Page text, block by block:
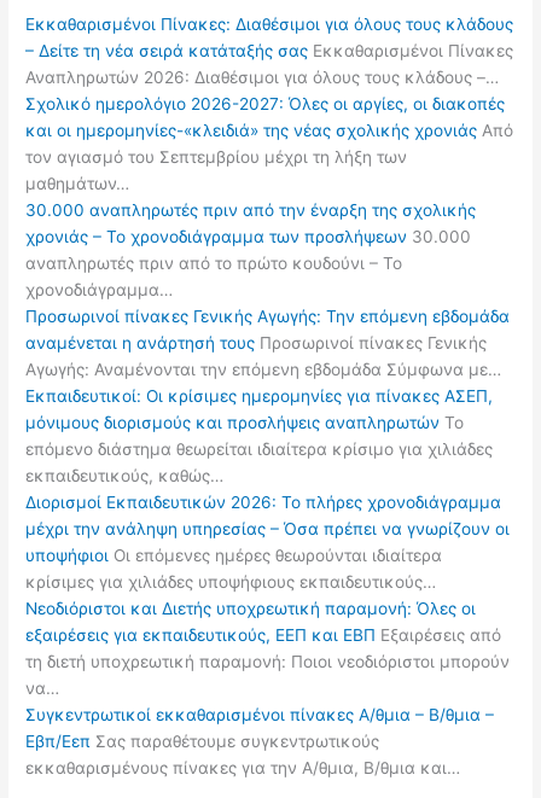
Εκκαθαρισμένοι Πίνακες: Διαθέσιμοι για όλους τους κλάδους
– Δείτε τη νέα σειρά κατάταξής σας Εκκαθαρισμένοι Πίνακες
Αναπληρωτών 2026: Διαθέσιμοι για όλους τους κλάδους –…
Σχολικό ημερολόγιο 2026-2027: Όλες οι αργίες, οι διακοπές
και οι ημερομηνίες-«κλειδιά» της νέας σχολικής χρονιάς Από
τον αγιασμό του Σεπτεμβρίου μέχρι τη λήξη των
μαθημάτων…
30.000 αναπληρωτές πριν από την έναρξη της σχολικής
χρονιάς – Το χρονοδιάγραμμα των προσλήψεων 30.000
αναπληρωτές πριν από το πρώτο κουδούνι – Το
χρονοδιάγραμμα…
Προσωρινοί πίνακες Γενικής Αγωγής: Την επόμενη εβδομάδα
αναμένεται η ανάρτησή τους Προσωρινοί πίνακες Γενικής
Αγωγής: Αναμένονται την επόμενη εβδομάδα Σύμφωνα με…
Εκπαιδευτικοί: Οι κρίσιμες ημερομηνίες για πίνακες ΑΣΕΠ,
μόνιμους διορισμούς και προσλήψεις αναπληρωτών Το
επόμενο διάστημα θεωρείται ιδιαίτερα κρίσιμο για χιλιάδες
εκπαιδευτικούς, καθώς…
Διορισμοί Εκπαιδευτικών 2026: Το πλήρες χρονοδιάγραμμα
μέχρι την ανάληψη υπηρεσίας – Όσα πρέπει να γνωρίζουν οι
υποψήφιοι Οι επόμενες ημέρες θεωρούνται ιδιαίτερα
κρίσιμες για χιλιάδες υποψήφιους εκπαιδευτικούς…
Νεοδιόριστοι και Διετής υποχρεωτική παραμονή: Όλες οι
εξαιρέσεις για εκπαιδευτικούς, ΕΕΠ και ΕΒΠ Εξαιρέσεις από
τη διετή υποχρεωτική παραμονή: Ποιοι νεοδιόριστοι μπορούν
να…
Συγκεντρωτικοί εκκαθαρισμένοι πίνακες Α/θμια – Β/θμια –
Εβπ/Εεπ Σας παραθέτουμε συγκεντρωτικούς
εκκαθαρισμένους πίνακες για την Α/θμια, Β/θμια και…